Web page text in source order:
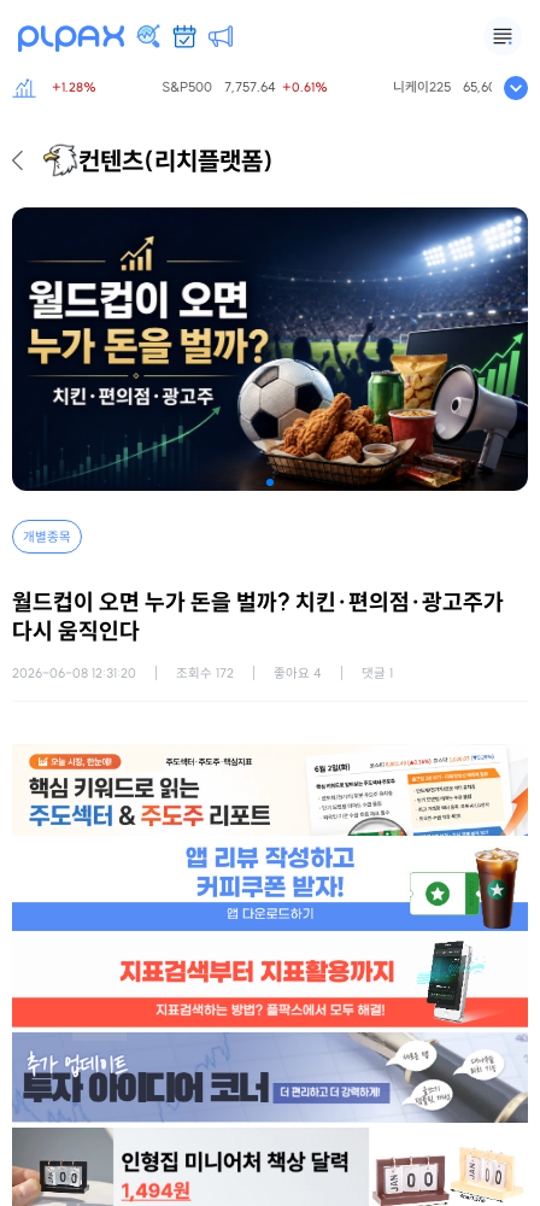
+1.28% S&P500 7,757.64 +0.61% 니케이225 65,606.71
컨텐츠(리치플랫폼)
개별종목
월드컵이 오면 누가 돈을 벌까? 치킨·편의점·광고주가
다시 움직인다
2026-06-08 12:31:20 조회수 172 좋아요 4 댓글 1